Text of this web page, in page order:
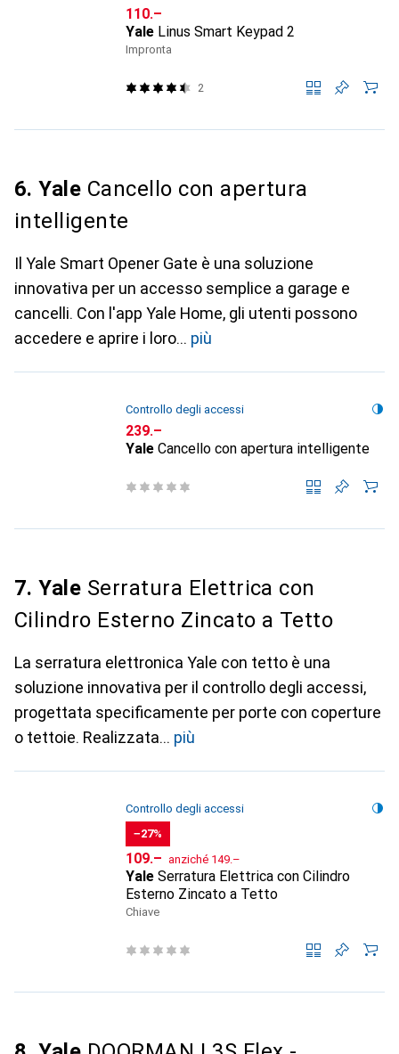
CHF
110.–
Yale Linus Smart Keypad 2
Impronta
2
6. Yale Cancello con apertura
intelligente
Il Yale Smart Opener Gate è una soluzione
innovativa per un accesso semplice a garage e
cancelli. Con l'app Yale Home, gli utenti possono
accedere e aprire i loro
più
Controllo degli accessi
CHF
239.–
Yale Cancello con apertura intelligente
7. Yale Serratura Elettrica con
Cilindro Esterno Zincato a Tetto
La serratura elettronica Yale con tetto è una
soluzione innovativa per il controllo degli accessi,
progettata specificamente per porte con coperture
o tettoie. Realizzata
più
Controllo degli accessi
−27%
CHF
109.– anziché CHF
149.–
Yale Serratura Elettrica con Cilindro
Esterno Zincato a Tetto
Chiave